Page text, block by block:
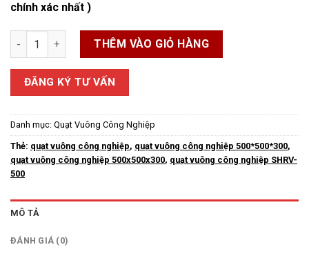
chính xác nhất )
Quạt Vuông Công Nghiệp SHRV-500 số lượng
THÊM VÀO GIỎ HÀNG
ĐĂNG KÝ TƯ VẤN
Danh mục: Quạt Vuông Công Nghiệp
Thẻ: quạt vuông công nghiệp, quạt vuông công nghiệp 500*500*300,
quạt vuông công nghiệp 500x500x300, quạt vuông công nghiệp SHRV-
500
MÔ TẢ
ĐÁNH GIÁ (0)